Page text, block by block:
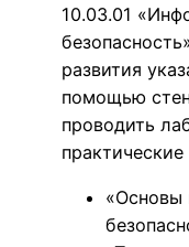
10.03.01
развития
помощью
проводить
«Основы